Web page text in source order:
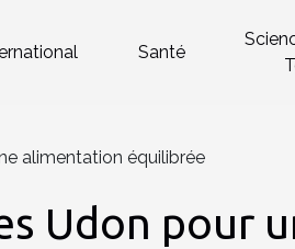
Santé
alimentation équilibrée
Udon pour